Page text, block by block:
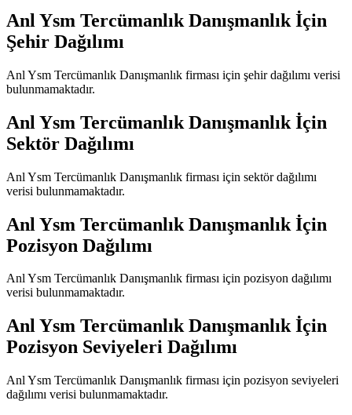
Anl Ysm Tercümanlık Danışmanlık İçin
Şehir Dağılımı
Anl Ysm Tercümanlık Danışmanlık firması için şehir dağılımı verisi
bulunmamaktadır.
Anl Ysm Tercümanlık Danışmanlık İçin
Sektör Dağılımı
Anl Ysm Tercümanlık Danışmanlık firması için sektör dağılımı
verisi bulunmamaktadır.
Anl Ysm Tercümanlık Danışmanlık İçin
Pozisyon Dağılımı
Anl Ysm Tercümanlık Danışmanlık firması için pozisyon dağılımı
verisi bulunmamaktadır.
Anl Ysm Tercümanlık Danışmanlıkİçin
Pozisyon Seviyeleri Dağılımı
Anl Ysm Tercümanlık Danışmanlık firması için pozisyon seviyeleri
dağılımı verisi bulunmamaktadır.